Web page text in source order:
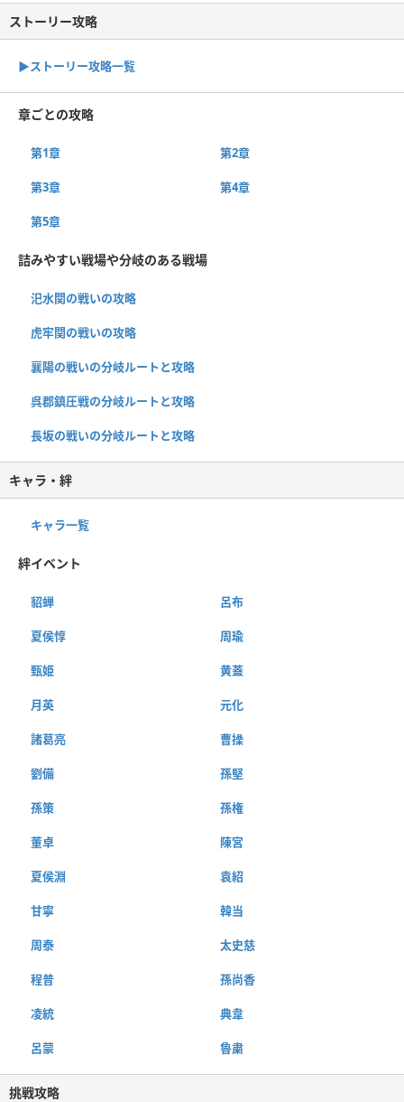
ストーリー攻略
▶︎ストーリー攻略一覧
章ごとの攻略
第1章 第2章
第3章 第4章
第5章
詰みやすい戦場や分岐のある戦場
汜水関の戦いの攻略
虎牢関の戦いの攻略
襄陽の戦いの分岐ルートと攻略
呉郡鎮圧戦の分岐ルートと攻略
長坂の戦いの分岐ルートと攻略
キャラ・絆
キャラ一覧
絆イベント
貂蝉 呂布
夏侯惇 周瑜
甄姫 黄蓋
月英 元化
諸葛亮 曹操
劉備 孫堅
孫策 孫権
董卓 陳宮
夏侯淵 袁紹
甘寧 韓当
周泰 太史慈
程普 孫尚香
凌統 典韋
呂蒙 魯粛
挑戦攻略